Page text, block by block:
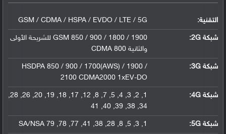
التقنية: GSM / CDMA / HSPA / EVDO / LTE / 5G
شبكة 2G:
GSM 850 / 900 / 1800 / 1900 للشريحة الأولى
والثانية CDMA 800
شبكة 3G :
HSDPA 850 / 900 / 1700(AWS) / 1900 /
2100 CDMA2000 1xEV-DO
شبكة 4G :
1, 2, 3, 4, 5, 7, 8, 12, 17, 18, 19, 20, 26, 28,
34, 38, 39, 40, 41
شبكة 5G :
1, 3, 5, 8, 28, 38, 41, 77, 78, 79 SA/NSA